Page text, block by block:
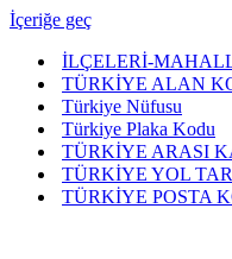
İçeriğe geç
İLÇELERİ-
TÜRKİYE ALAN
Türkiye Nüfusu
Türkiye Plaka Kodu
TÜRKİYE ARASI
TÜRKİYE YOL
TÜRKİYE POSTA